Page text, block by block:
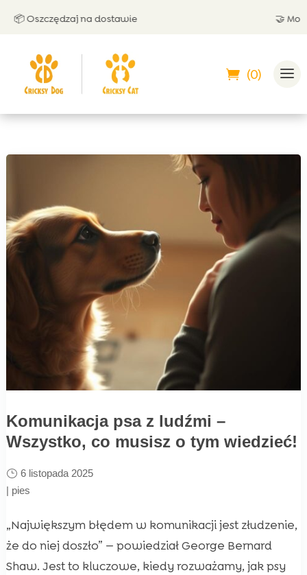
Oszczędzaj na dostawie 🤝
(0)
Komunikacja psa z ludźmi –
Wszystko, co musisz o tym wiedzieć!
6 listopada 2025
| pies
„Największym błędem w komunikacji jest złudzenie,
że do niej doszło” — powiedział George Bernard
Shaw. Jest to kluczowe, kiedy rozważamy, jak psy